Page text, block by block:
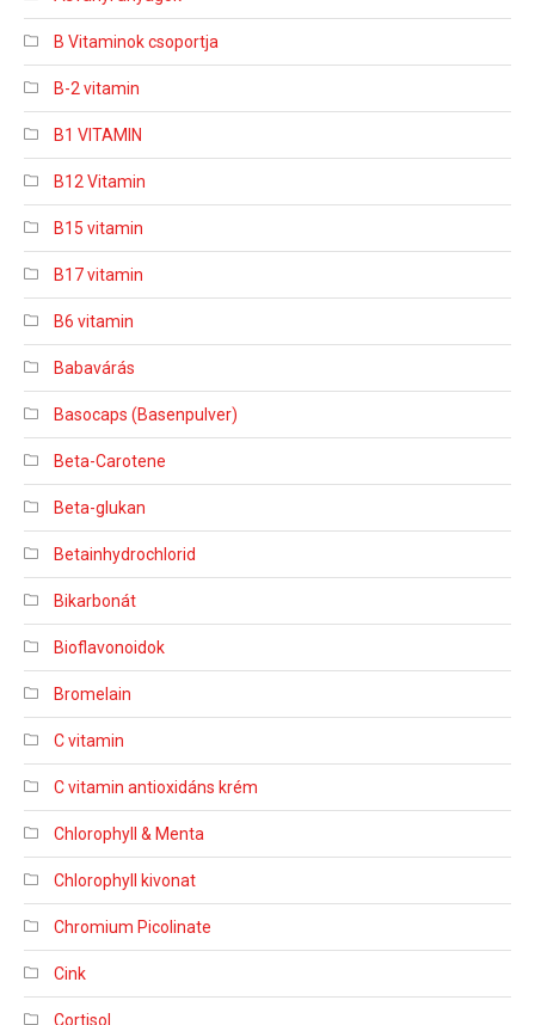
B Vitaminok csoportja
B-2 vitamin
B1 VITAMIN
B12 Vitamin
B15 vitamin
B17 vitamin
B6 vitamin
Babavárás
Basocaps (Basenpulver)
Beta-Carotene
Beta-glukan
Betainhydrochlorid
Bikarbonát
Bioflavonoidok
Bromelain
C vitamin
C vitamin antioxidáns krém
Chlorophyll & Menta
Chlorophyll kivonat
Chromium Picolinate
Cink
Cortisol